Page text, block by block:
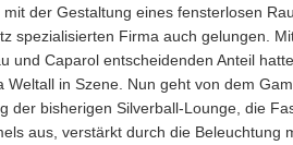
mit der Gestaltung eines fensterlosen
spezialisierten Firma auch gelungen.
und Caparol entscheidenden Anteil
Weltall in Szene. Nun geht von dem
der bisherigen Silverball-Lounge, die
aus, verstärkt durch die Beleuchtung